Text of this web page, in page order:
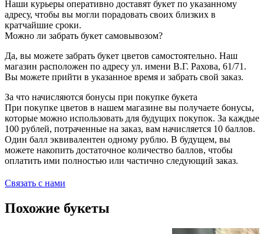
Наши курьеры оперативно доставят букет по указанному
адресу, чтобы вы могли порадовать своих близких в
кратчайшие сроки.
Можно ли забрать букет самовывозом?
Да, вы можете забрать букет цветов самостоятельно. Наш
магазин расположен по адресу ул. имени В.Г. Рахова, 61/71.
Вы можете прийти в указанное время и забрать свой заказ.
За что начисляются бонусы при покупке букета
При покупке цветов в нашем магазине вы получаете бонусы,
которые можно использовать для будущих покупок. За каждые
100 рублей, потраченные на заказ, вам начисляется 10 баллов.
Один балл эквивалентен одному рублю. В будущем, вы
можете накопить достаточное количество баллов, чтобы
оплатить ими полностью или частично следующий заказ.
Связать с нами
Похожие букеты